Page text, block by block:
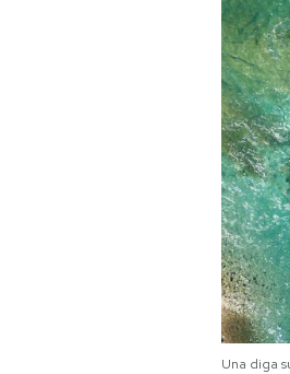
AREA PERSONALE
Una diga